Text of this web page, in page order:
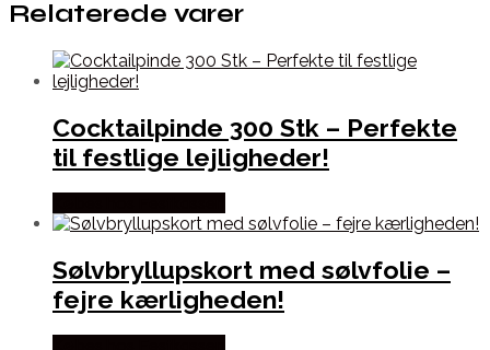
Relaterede varer
Cocktailpinde 300 Stk – Perfekte
til festlige lejligheder!
Sølvbryllupskort med sølvfolie –
fejre kærligheden!